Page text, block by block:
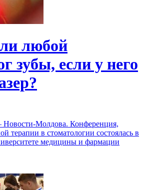
любой
зубы, если у него
Молдова. Конференция,
терапии в стоматологии состоялась в
медицины и фармации